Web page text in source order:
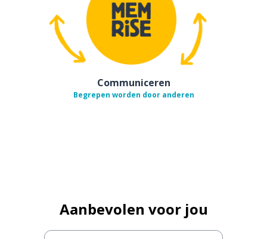
Communiceren
Begrepen worden door anderen
Aanbevolen voor jou